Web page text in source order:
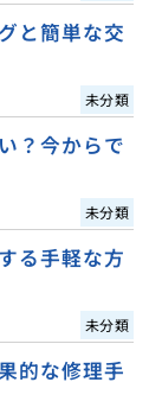
と簡単な交
未分類
？今からで
未分類
る手軽な方
未分類
的な修理手